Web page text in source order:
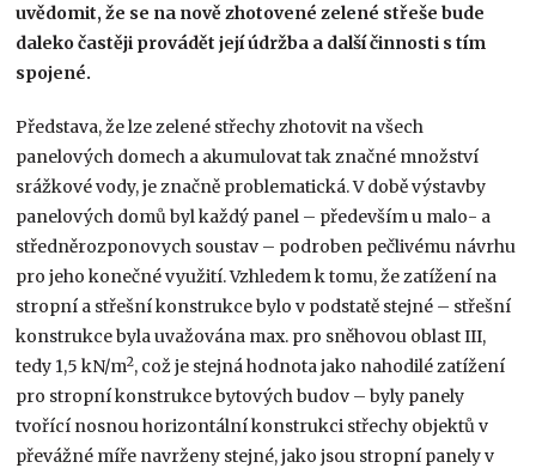
uvědomit, že se na nově zhotovené zelené střeše bude
daleko častěji provádět její údržba a další činnosti s tím
spojené.
Představa, že lze zelené střechy zhotovit na všech
panelových domech a akumulovat tak značné množství
srážkové vody, je značně problematická. V době výstavby
panelových domů byl každý panel – především u malo- a
středněrozponovych soustav – podroben pečlivému návrhu
pro jeho konečné využití. Vzhledem k tomu, že zatížení na
stropní a střešní konstrukce bylo v podstatě stejné – střešní
konstrukce byla uvažována max. pro sněhovou oblast III,
tedy 1,5 kN/m2, což je stejná hodnota jako nahodilé zatížení
pro stropní konstrukce bytových budov – byly panely
tvořící nosnou horizontální konstrukci střechy objektů v
převážné míře navrženy stejné, jako jsou stropní panely v